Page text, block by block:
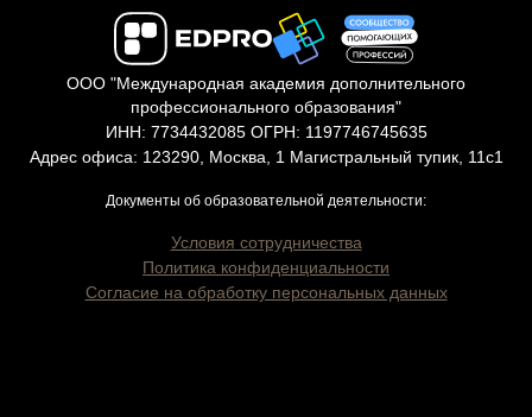
ООО "Международная академия дополнительного
профессионального образования"
ИНН: 7734432085 ОГРН: 1197746745635
Адрес офиса: 123290, Москва, 1 Магистральный тупик, 11с1
Документы об образовательной деятельности:
Условия сотрудничества
Политика конфиденциальности
Согласие на обработку персональных данных